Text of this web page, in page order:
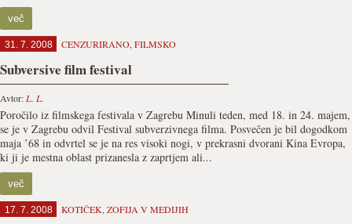
več
31. 7. 2008 CENZURIRANO, FILMSKO
Subversive film festival
Avtor: L. L.
Poročilo iz filmskega festivala v Zagrebu Minuli teden, med 18. in 24. majem,
se je v Zagrebu odvil Festival subverzivnega filma. Posvečen je bil dogodkom
maja ’68 in odvrtel se je na res visoki nogi, v prekrasni dvorani Kina Evropa,
ki ji je mestna oblast prizanesla z zaprtjem ali...
več
17. 7. 2008 KOTIČEK, ZOFIJA V MEDIJIH